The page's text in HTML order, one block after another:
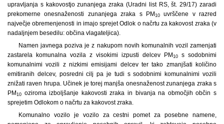
upravljanja s kakovostjo zunanjega zraka (Uradni list RS, št. 29/17) zaradi
prekomerne onesnaženosti zunanjega zraka s PM 10uvrščene v razred
največje obremenjenosti in imajo sprejet Odlok o načrtu za kakovost zraka (v
nadaljnjem besedilu: občina vlagateljica).
Namen javnega poziva je z nakupom novih komunalnih vozil zamenjati
zastarela komunalna vozila z visokimi izpusti delcev PM 10
s sodobnimi
komunalnimi vozili z nizkimi emisijami delcev ter tako zmanjšati količino
emitiranih delcev, posredni cilj pa je tudi s sodobnimi komunalnimi vozili
znižati raven hrupa. Učinek je torej manjša onesnaženost zunanjega zraka s
PM 10 oziroma izboljšanje kakovosti zraka in bivanja na območjih občin s
sprejetim Odlokom o načrtu za kakovost zraka.
Komunalno vozilo je vozilo za cestni pomet za posebne namene,